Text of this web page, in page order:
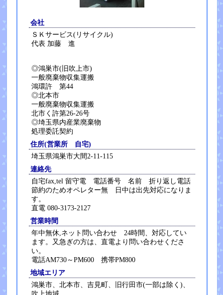
会社
ＳＫサービス(リサイクル)
代表 加藤 進
◎鴻巣市(旧吹上市)
一般廃棄物収集運搬
鴻環許 第44
◎北本市
一般廃棄物収集運搬
北市く許第26-26号
◎埼玉県内産業廃棄物
処理委託契約
住所(営業所 自宅)
埼玉県鴻巣市大間2-11-115
連絡先
自宅fax,tel 留守電 電話番号 名前 折り返し電話
節約のためオペレター無 日中は出先対応になりま
す。
直電 080-3173-2127
営業時間
年中無休,ネット問い合わせ 24時間、対応してい
ます。又急ぎの方は、直電より問い合わせくださ
い。
電話AM730～PM600 携帯PM800
地域エリア
鴻巣市、北本市、吉見町、旧行田市(一部は除く)、